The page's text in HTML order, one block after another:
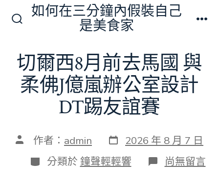
換
開
關
如何在三分鐘內假裝自己
是美食家
切爾西8月前去馬國 與
柔佛J億嵐辦公室設計
DT踢友誼賽
文 作者： admin 發
表
日
期
2026 年 8 月 7 日
分
類
分類於 鐘聲輕輕響 在
〈切
尚無留言